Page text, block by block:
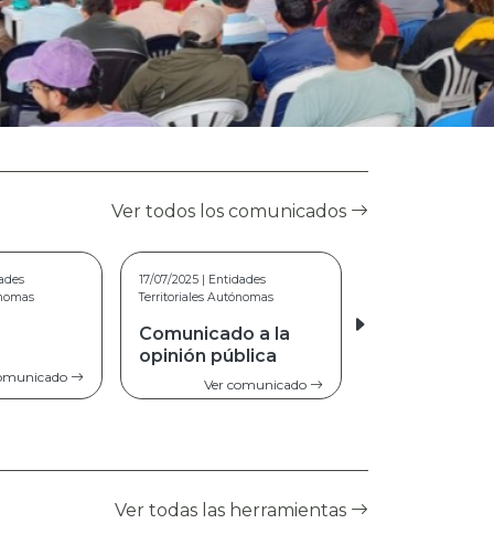
Ver todos los comunicados
22/05/2026 | Modalidad Virtual
Ver comunicado
Ver todas las herramientas